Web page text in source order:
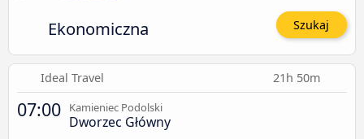
Ekonomiczna Szukaj
Ideal Travel 21h 50m
07:00 Kamieniec Podolski
Dworzec Główny